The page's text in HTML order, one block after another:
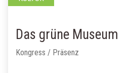
Das grüne Museum
Kongress / Präsenz